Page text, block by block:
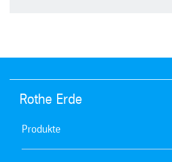
Rothe Erde
Produkte